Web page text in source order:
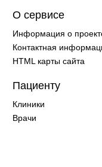
О сервисе
Информация о
Контактная
HTML карты сайта
Пациенту
Клиники
Врачи